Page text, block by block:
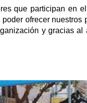
que participan en
ofrecer nuestros
y gracias